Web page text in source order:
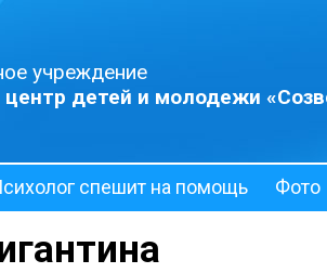
учреждение
детей и молодежи
спешит на помощь Фото